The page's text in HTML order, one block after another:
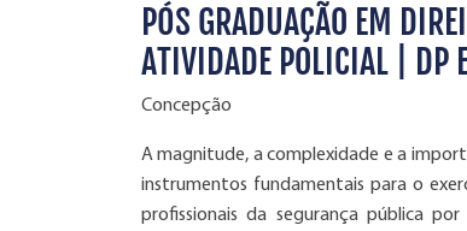
PÓS GRADUAÇÃO EM
ATIVIDADE POLICIAL | DP
Concepção
A magnitude, a complexidade e a
instrumentos fundamentais para o
profissionais da segurança pública